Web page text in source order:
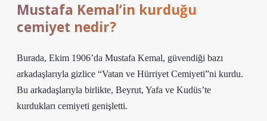
Mustafa Kemal’in kurduğu
cemiyet nedir?
Burada, Ekim 1906’da Mustafa Kemal, güvendiği bazı
arkadaşlarıyla gizlice “Vatan ve Hürriyet Cemiyeti”ni kurdu.
Bu arkadaşlarıyla birlikte, Beyrut, Yafa ve Kudüs’te
kurdukları cemiyeti genişletti.